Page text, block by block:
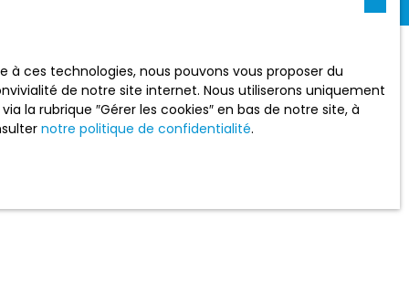
ces technologies, nous pouvons vous proposer du
de notre site internet. Nous utiliserons uniquement
la rubrique ″Gérer les cookies″ en bas de notre site, à
notre politique de confidentialité.